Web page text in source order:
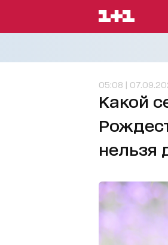
05:08 |
Какой
нельзя